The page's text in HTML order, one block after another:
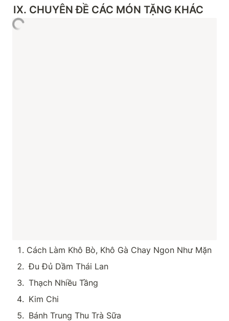
IX. CHUYÊN ĐỀ CÁC MÓN TẶNG KHÁC
Cách Làm Khô Bò, Khô Gà Chay Ngon Như Mặn
Đu Đủ Dầm Thái Lan
Thạch Nhiều Tầng
Kim Chi
Bánh Trung Thu Trà Sữa